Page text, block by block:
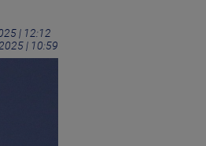
| 12:12
| 10:59